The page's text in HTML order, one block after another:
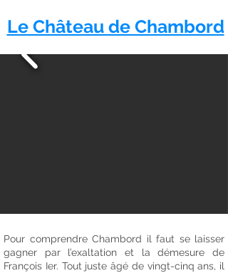
Le Château de Chambord
Pour comprendre Chambord il faut se laisser
gagner par l’exaltation et la démesure de
François Ier. Tout juste âgé de vingt-cinq ans, il